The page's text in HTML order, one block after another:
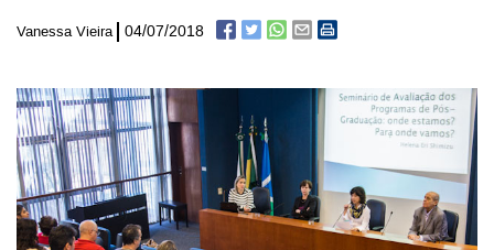
Vanessa Vieira 04/07/2018